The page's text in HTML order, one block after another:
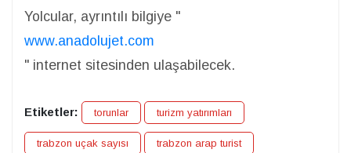
Yolcular, ayrıntılı bilgiye "
www.anadolujet.com
" internet sitesinden ulaşabilecek.
Etiketler: torunlar turizm yatırımları
trabzon uçak sayısı trabzon arap turist